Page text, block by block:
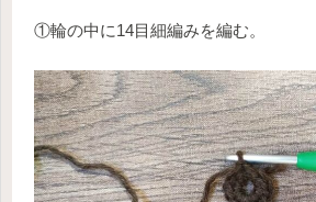
①輪の中に14目細編みを編む。